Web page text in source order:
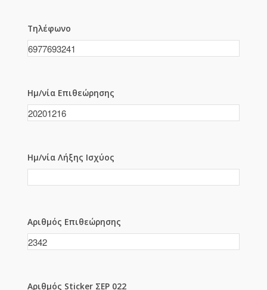
Τηλέφωνο
Ημ/νία Επιθεώρησης
Ημ/νία Λήξης Ισχύος
Αριθμός Επιθεώρησης
Αριθμός Sticker ΣΕΡ 022